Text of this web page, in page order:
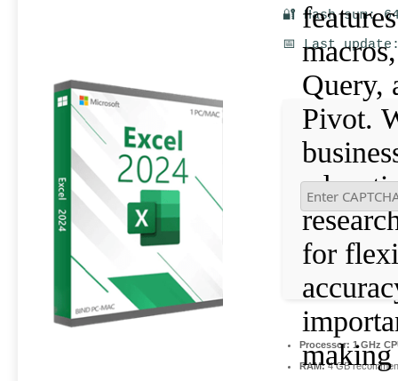
🔐 Hash sum:
📅 Last
Processor: 1 GHz
RAM:4 GB
Query,
Pivot.
for
making